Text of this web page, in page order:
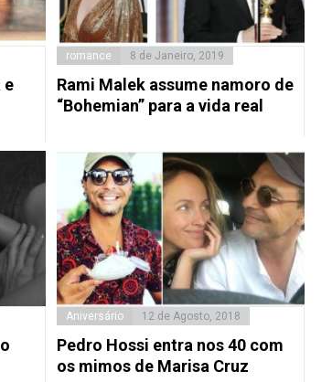
e
romance 8 de Janeiro, 2019
Rami Malek assume namoro de
“Bohemian” para a vida real
Aniversário 12 de Agosto, 2018
Pedro Hossi entra nos 40 com
os mimos de Marisa Cruz